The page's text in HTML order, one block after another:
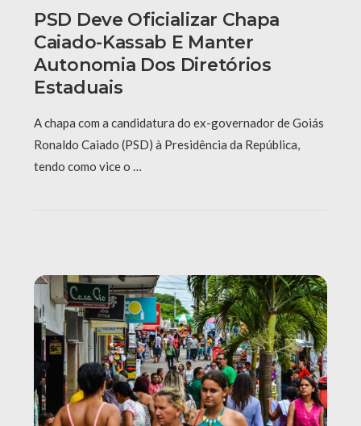
PSD Deve Oficializar Chapa
Caiado-Kassab E Manter
Autonomia Dos Diretórios
Estaduais
A chapa com a candidatura do ex-governador de Goiás
Ronaldo Caiado (PSD) à Presidência da República,
tendo como vice o …